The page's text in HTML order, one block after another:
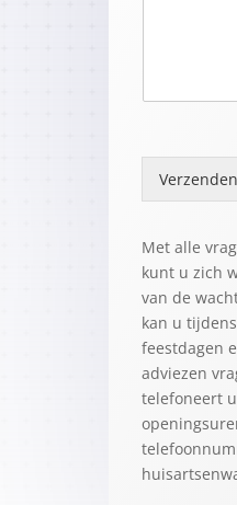
Verzenden
Met alle
kunt u zich
van de
kan u
feestdagen
adviezen
telefoneert